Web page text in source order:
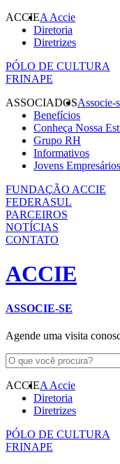
ACCIEA Accie
Diretoria
Diretrizes
PÓLO DE CULTURA
FRINAPE
ASSOCIADOSAssocie-
Benefícios
Conheça Nossa
Grupo RH
Informativos
Jovens Empresários
FUNDAÇÃO ACCIE
FEDERASUL
PARCEIROS
NOTÍCIAS
CONTATO
ACCIE
ASSOCIE-SE
Agende uma visita
ACCIEA Accie
Diretoria
Diretrizes
PÓLO DE CULTURA
FRINAPE